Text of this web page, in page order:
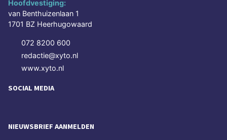
Hoofdvestiging:
van Benthuizenlaan 1
1701 BZ Heerhugowaard
072 8200 600
redactie@xyto.nl
www.xyto.nl
SOCIAL MEDIA
NIEUWSBRIEF AANMELDEN